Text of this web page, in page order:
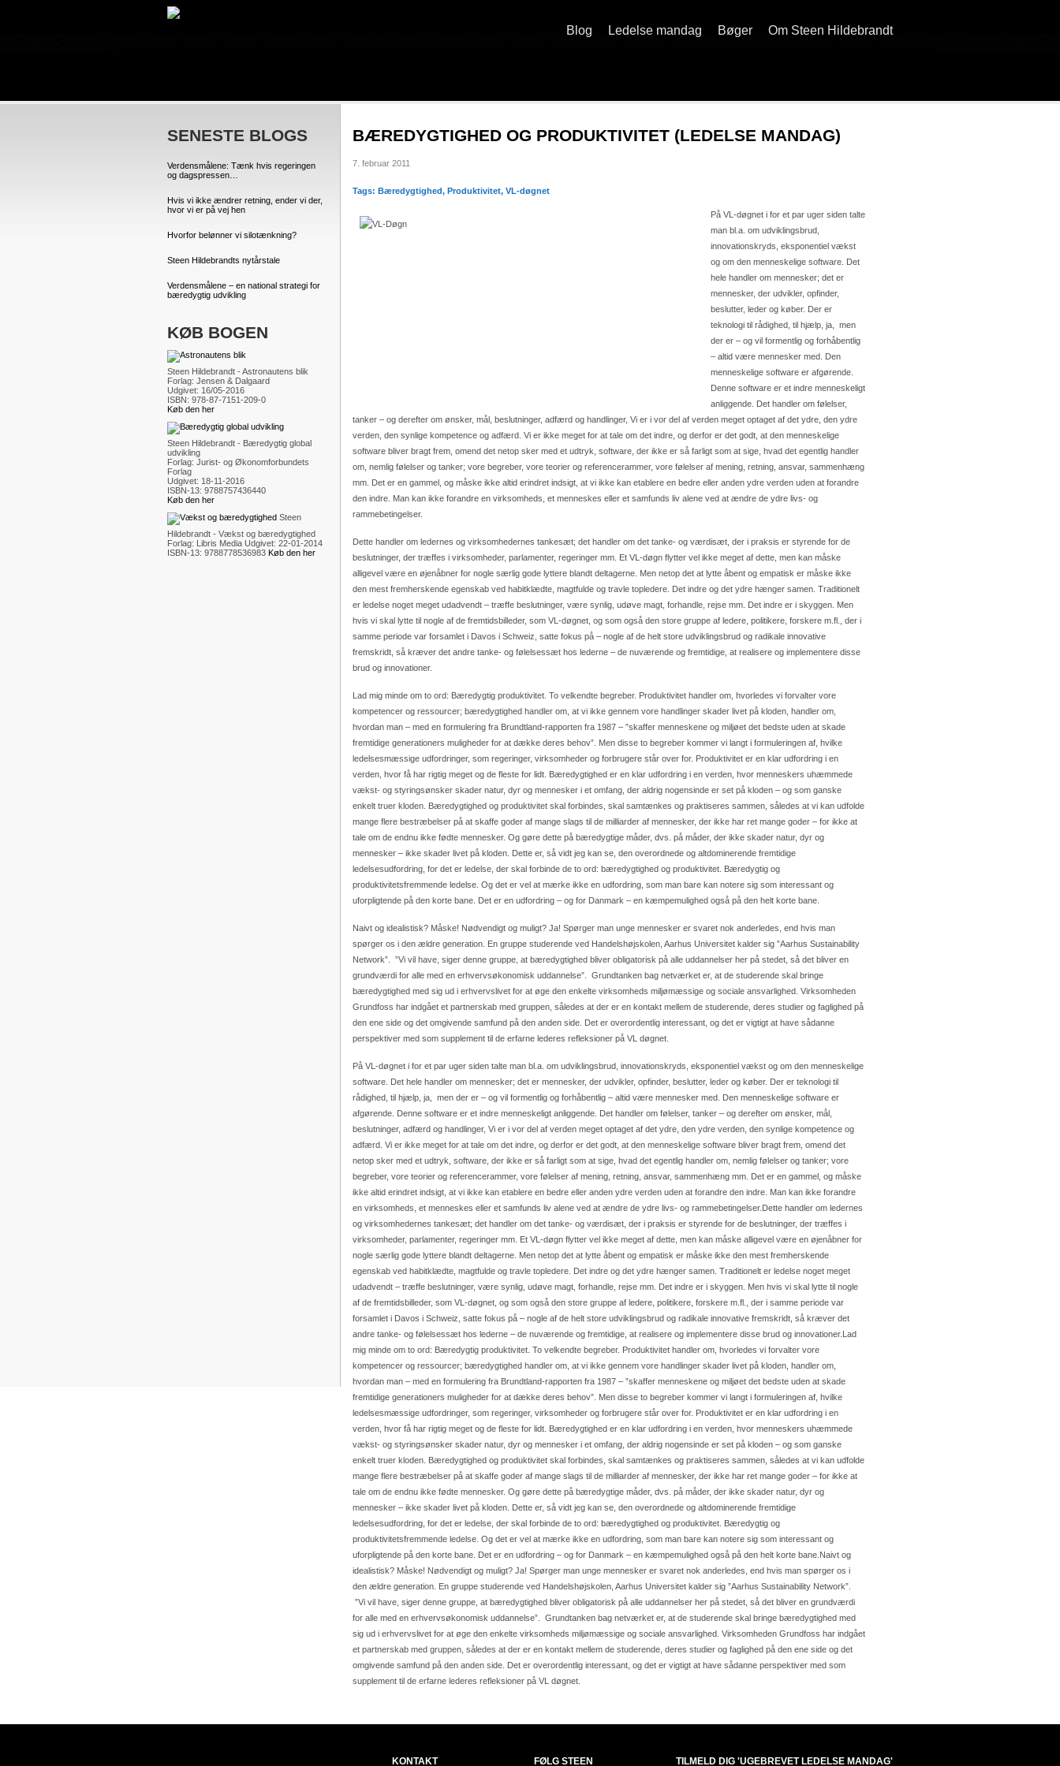
Blog Ledelse mandag Bøger Om Steen Hildebrandt
SENESTE BLOGS
Verdensmålene: Tænk hvis regeringen
og dagspressen…
Hvis vi ikke ændrer retning, ender vi der,
hvor vi er på vej hen
Hvorfor belønner vi silotænkning?
Steen Hildebrandts nytårstale
Verdensmålene – en national strategi for
bæredygtig udvikling
KØB BOGEN
Steen Hildebrandt - Astronautens blik
Forlag: Jensen & Dalgaard
Udgivet: 16/05-2016
ISBN: 978-87-7151-209-0
Køb den her
Steen Hildebrandt - Bæredygtig global
udvikling
Forlag: Jurist- og Økonomforbundets
Forlag
Udgivet: 18-11-2016
ISBN-13: 9788757436440
Køb den her
Steen
Hildebrandt - Vækst og bæredygtighed
Forlag: Libris Media Udgivet: 22-01-2014
ISBN-13: 9788778536983 Køb den her
BÆREDYGTIGHED OG PRODUKTIVITET (LEDELSE MANDAG)
7. februar 2011
Tags: Bæredygtighed, Produktivitet, VL-døgnet
På VL-døgnet i for et par uger siden talte
man bl.a. om udviklingsbrud,
innovationskryds, eksponentiel vækst
og om den menneskelige software. Det
hele handler om mennesker; det er
mennesker, der udvikler, opfinder,
beslutter, leder og køber. Der er
teknologi til rådighed, til hjælp, ja, men
der er – og vil formentlig og forhåbentlig
– altid være mennesker med. Den
menneskelige software er afgørende.
Denne software er et indre menneskeligt
anliggende. Det handler om følelser,
tanker – og derefter om ønsker, mål, beslutninger, adfærd og handlinger, Vi er i vor del af verden meget optaget af det ydre, den ydre
verden, den synlige kompetence og adfærd. Vi er ikke meget for at tale om det indre, og derfor er det godt, at den menneskelige
software bliver bragt frem, omend det netop sker med et udtryk, software, der ikke er så farligt som at sige, hvad det egentlig handler
om, nemlig følelser og tanker; vore begreber, vore teorier og referencerammer, vore følelser af mening, retning, ansvar, sammenhæng
mm. Det er en gammel, og måske ikke altid erindret indsigt, at vi ikke kan etablere en bedre eller anden ydre verden uden at forandre
den indre. Man kan ikke forandre en virksomheds, et menneskes eller et samfunds liv alene ved at ændre de ydre livs- og
rammebetingelser.
Dette handler om ledernes og virksomhedernes tankesæt; det handler om det tanke- og værdisæt, der i praksis er styrende for de
beslutninger, der træffes i virksomheder, parlamenter, regeringer mm. Et VL-døgn flytter vel ikke meget af dette, men kan måske
alligevel være en øjenåbner for nogle særlig gode lyttere blandt deltagerne. Men netop det at lytte åbent og empatisk er måske ikke
den mest fremherskende egenskab ved habitklædte, magtfulde og travle topledere. Det indre og det ydre hænger samen. Traditionelt
er ledelse noget meget udadvendt – træffe beslutninger, være synlig, udøve magt, forhandle, rejse mm. Det indre er i skyggen. Men
hvis vi skal lytte til nogle af de fremtidsbilleder, som VL-døgnet, og som også den store gruppe af ledere, politikere, forskere m.fl., der i
samme periode var forsamlet i Davos i Schweiz, satte fokus på – nogle af de helt store udviklingsbrud og radikale innovative
fremskridt, så kræver det andre tanke- og følelsessæt hos lederne – de nuværende og fremtidige, at realisere og implementere disse
brud og innovationer.
Lad mig minde om to ord: Bæredygtig produktivitet. To velkendte begreber. Produktivitet handler om, hvorledes vi forvalter vore
kompetencer og ressourcer; bæredygtighed handler om, at vi ikke gennem vore handlinger skader livet på kloden, handler om,
hvordan man – med en formulering fra Brundtland-rapporten fra 1987 – ”skaffer menneskene og miljøet det bedste uden at skade
fremtidige generationers muligheder for at dække deres behov”. Men disse to begreber kommer vi langt i formuleringen af, hvilke
ledelsesmæssige udfordringer, som regeringer, virksomheder og forbrugere står over for. Produktivitet er en klar udfordring i en
verden, hvor få har rigtig meget og de fleste for lidt. Bæredygtighed er en klar udfordring i en verden, hvor menneskers uhæmmede
vækst- og styringsønsker skader natur, dyr og mennesker i et omfang, der aldrig nogensinde er set på kloden – og som ganske
enkelt truer kloden. Bæredygtighed og produktivitet skal forbindes, skal samtænkes og praktiseres sammen, således at vi kan udfolde
mange flere bestræbelser på at skaffe goder af mange slags til de milliarder af mennesker, der ikke har ret mange goder – for ikke at
tale om de endnu ikke fødte mennesker. Og gøre dette på bæredygtige måder, dvs. på måder, der ikke skader natur, dyr og
mennesker – ikke skader livet på kloden. Dette er, så vidt jeg kan se, den overordnede og altdominerende fremtidige
ledelsesudfordring, for det er ledelse, der skal forbinde de to ord: bæredygtighed og produktivitet. Bæredygtig og
produktivitetsfremmende ledelse. Og det er vel at mærke ikke en udfordring, som man bare kan notere sig som interessant og
uforpligtende på den korte bane. Det er en udfordring – og for Danmark – en kæmpemulighed også på den helt korte bane.
Naivt og idealistisk? Måske! Nødvendigt og muligt? Ja! Spørger man unge mennesker er svaret nok anderledes, end hvis man
spørger os i den ældre generation. En gruppe studerende ved Handelshøjskolen, Aarhus Universitet kalder sig ”Aarhus Sustainability
Network”. ”Vi vil have, siger denne gruppe, at bæredygtighed bliver obligatorisk på alle uddannelser her på stedet, så det bliver en
grundværdi for alle med en erhvervsøkonomisk uddannelse”. Grundtanken bag netværket er, at de studerende skal bringe
bæredygtighed med sig ud i erhvervslivet for at øge den enkelte virksomheds miljømæssige og sociale ansvarlighed. Virksomheden
Grundfoss har indgået et partnerskab med gruppen, således at der er en kontakt mellem de studerende, deres studier og faglighed på
den ene side og det omgivende samfund på den anden side. Det er overordentlig interessant, og det er vigtigt at have sådanne
perspektiver med som supplement til de erfarne lederes refleksioner på VL døgnet.
På VL-døgnet i for et par uger siden talte man bl.a. om udviklingsbrud, innovationskryds, eksponentiel vækst og om den menneskelige
software. Det hele handler om mennesker; det er mennesker, der udvikler, opfinder, beslutter, leder og køber. Der er teknologi til
rådighed, til hjælp, ja, men der er – og vil formentlig og forhåbentlig – altid være mennesker med. Den menneskelige software er
afgørende. Denne software er et indre menneskeligt anliggende. Det handler om følelser, tanker – og derefter om ønsker, mål,
beslutninger, adfærd og handlinger, Vi er i vor del af verden meget optaget af det ydre, den ydre verden, den synlige kompetence og
adfærd. Vi er ikke meget for at tale om det indre, og derfor er det godt, at den menneskelige software bliver bragt frem, omend det
netop sker med et udtryk, software, der ikke er så farligt som at sige, hvad det egentlig handler om, nemlig følelser og tanker; vore
begreber, vore teorier og referencerammer, vore følelser af mening, retning, ansvar, sammenhæng mm. Det er en gammel, og måske
ikke altid erindret indsigt, at vi ikke kan etablere en bedre eller anden ydre verden uden at forandre den indre. Man kan ikke forandre
en virksomheds, et menneskes eller et samfunds liv alene ved at ændre de ydre livs- og rammebetingelser.Dette handler om ledernes
og virksomhedernes tankesæt; det handler om det tanke- og værdisæt, der i praksis er styrende for de beslutninger, der træffes i
virksomheder, parlamenter, regeringer mm. Et VL-døgn flytter vel ikke meget af dette, men kan måske alligevel være en øjenåbner for
nogle særlig gode lyttere blandt deltagerne. Men netop det at lytte åbent og empatisk er måske ikke den mest fremherskende
egenskab ved habitklædte, magtfulde og travle topledere. Det indre og det ydre hænger samen. Traditionelt er ledelse noget meget
udadvendt – træffe beslutninger, være synlig, udøve magt, forhandle, rejse mm. Det indre er i skyggen. Men hvis vi skal lytte til nogle
af de fremtidsbilleder, som VL-døgnet, og som også den store gruppe af ledere, politikere, forskere m.fl., der i samme periode var
forsamlet i Davos i Schweiz, satte fokus på – nogle af de helt store udviklingsbrud og radikale innovative fremskridt, så kræver det
andre tanke- og følelsessæt hos lederne – de nuværende og fremtidige, at realisere og implementere disse brud og innovationer.Lad
mig minde om to ord: Bæredygtig produktivitet. To velkendte begreber. Produktivitet handler om, hvorledes vi forvalter vore
kompetencer og ressourcer; bæredygtighed handler om, at vi ikke gennem vore handlinger skader livet på kloden, handler om,
hvordan man – med en formulering fra Brundtland-rapporten fra 1987 – ”skaffer menneskene og miljøet det bedste uden at skade
fremtidige generationers muligheder for at dække deres behov”. Men disse to begreber kommer vi langt i formuleringen af, hvilke
ledelsesmæssige udfordringer, som regeringer, virksomheder og forbrugere står over for. Produktivitet er en klar udfordring i en
verden, hvor få har rigtig meget og de fleste for lidt. Bæredygtighed er en klar udfordring i en verden, hvor menneskers uhæmmede
vækst- og styringsønsker skader natur, dyr og mennesker i et omfang, der aldrig nogensinde er set på kloden – og som ganske
enkelt truer kloden. Bæredygtighed og produktivitet skal forbindes, skal samtænkes og praktiseres sammen, således at vi kan udfolde
mange flere bestræbelser på at skaffe goder af mange slags til de milliarder af mennesker, der ikke har ret mange goder – for ikke at
tale om de endnu ikke fødte mennesker. Og gøre dette på bæredygtige måder, dvs. på måder, der ikke skader natur, dyr og
mennesker – ikke skader livet på kloden. Dette er, så vidt jeg kan se, den overordnede og altdominerende fremtidige
ledelsesudfordring, for det er ledelse, der skal forbinde de to ord: bæredygtighed og produktivitet. Bæredygtig og
produktivitetsfremmende ledelse. Og det er vel at mærke ikke en udfordring, som man bare kan notere sig som interessant og
uforpligtende på den korte bane. Det er en udfordring – og for Danmark – en kæmpemulighed også på den helt korte bane.Naivt og
idealistisk? Måske! Nødvendigt og muligt? Ja! Spørger man unge mennesker er svaret nok anderledes, end hvis man spørger os i
den ældre generation. En gruppe studerende ved Handelshøjskolen, Aarhus Universitet kalder sig ”Aarhus Sustainability Network”.
”Vi vil have, siger denne gruppe, at bæredygtighed bliver obligatorisk på alle uddannelser her på stedet, så det bliver en grundværdi
for alle med en erhvervsøkonomisk uddannelse”. Grundtanken bag netværket er, at de studerende skal bringe bæredygtighed med
sig ud i erhvervslivet for at øge den enkelte virksomheds miljømæssige og sociale ansvarlighed. Virksomheden Grundfoss har indgået
et partnerskab med gruppen, således at der er en kontakt mellem de studerende, deres studier og faglighed på den ene side og det
omgivende samfund på den anden side. Det er overordentlig interessant, og det er vigtigt at have sådanne perspektiver med som
supplement til de erfarne lederes refleksioner på VL døgnet.
KONTAKT FØLG STEEN TILMELD DIG 'UGEBREVET LEDELSE MANDAG'